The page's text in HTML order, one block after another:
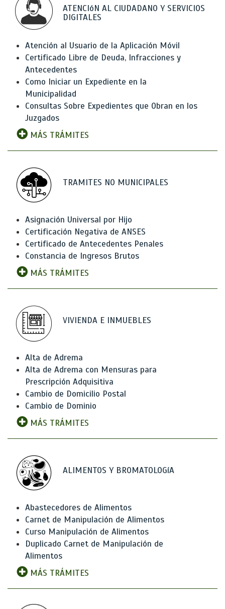
ATENCIóN AL CIUDADANO Y SERVICIOS
DIGITALES
Atención al Usuario de la Aplicación Móvil
Certificado Libre de Deuda, Infracciones y
Antecedentes
Como Iniciar un Expediente en la
Municipalidad
Consultas Sobre Expedientes que Obran en los
Juzgados
MÁS TRÁMITES
TRAMITES NO MUNICIPALES
Asignación Universal por Hijo
Certificación Negativa de ANSES
Certificado de Antecedentes Penales
Constancia de Ingresos Brutos
MÁS TRÁMITES
VIVIENDA E INMUEBLES
Alta de Adrema
Alta de Adrema con Mensuras para
Prescripción Adquisitiva
Cambio de Domicilio Postal
Cambio de Dominio
MÁS TRÁMITES
ALIMENTOS Y BROMATOLOGíA
Abastecedores de Alimentos
Carnet de Manipulación de Alimentos
Curso Manipulación de Alimentos
Duplicado Carnet de Manipulación de
Alimentos
MÁS TRÁMITES